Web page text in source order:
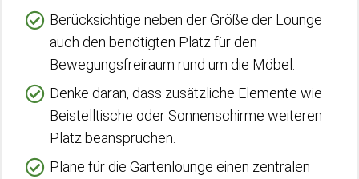
Berücksichtige neben der Größe der Lounge
auch den benötigten Platz für den
Bewegungsfreiraum rund um die Möbel.
Denke daran, dass zusätzliche Elemente wie
Beistelltische oder Sonnenschirme weiteren
Platz beanspruchen.
Plane für die Gartenlounge einen zentralen